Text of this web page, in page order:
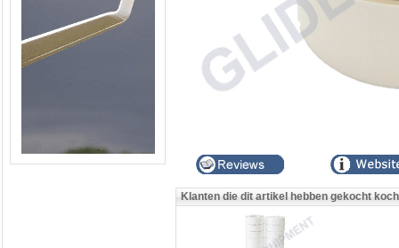
Klanten die dit artikel hebben gekocht